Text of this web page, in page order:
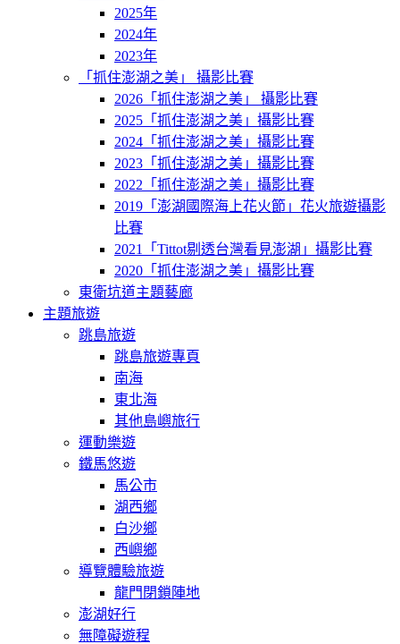
2025年
2024年
2023年
「抓住澎湖之美」 攝影比賽
2026「抓住澎湖之美」 攝影比賽
2025「抓住澎湖之美」攝影比賽
2024「抓住澎湖之美」攝影比賽
2023「抓住澎湖之美」攝影比賽
2022「抓住澎湖之美」攝影比賽
2019「澎湖國際海上花火節」花火旅遊攝影
比賽
2021「Tittot剔透台灣看見澎湖」攝影比賽
2020「抓住澎湖之美」攝影比賽
東衛坑道主題藝廊
主題旅遊
跳島旅遊
跳島旅遊專頁
南海
東北海
其他島嶼旅行
運動樂遊
鐵馬悠遊
馬公市
湖西鄉
白沙鄉
西嶼鄉
導覽體驗旅遊
龍門閉鎖陣地
澎湖好行
無障礙遊程